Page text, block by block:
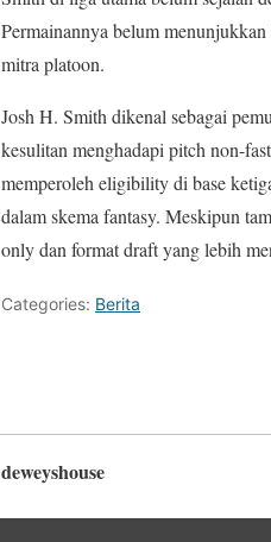
Permainannya belum
mitra platoon.
Josh H. Smith dikenal sebagai
kesulitan menghadapi pitch non-
memperoleh eligibility di base
dalam skema fantasy. Meskipun
only dan format draft yang lebih
Categories: Berita
deweyshouse